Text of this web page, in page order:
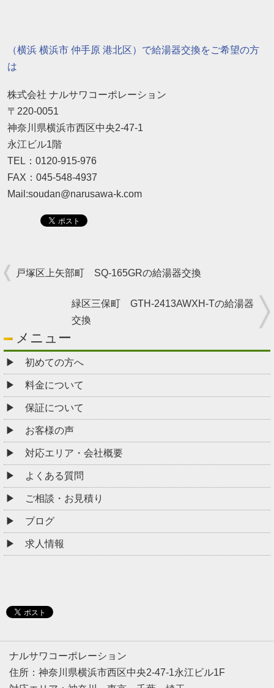
（横浜 横浜市 仲手原 港北区）で給湯器交換をご希望の方
は
株式会社 ナルサワコーポレーション
〒220-0051
神奈川県横浜市西区中央2-47-1
永江ビル1階
TEL：0120-915-976
FAX：045-548-4937
Mail:soudan@narusawa-k.com
戸塚区上矢部町 SQ-165GRの給湯器交換
緑区三保町 GTH-2413AWXH-Tの給湯器
交換
メニュー
初めての方へ
料金について
保証について
お客様の声
対応エリア・会社概要
よくある質問
ご相談・お見積り
ブログ
求人情報
ナルサワコーポレーション
住所：神奈川県横浜市西区中央2-47-1永江ビル1F